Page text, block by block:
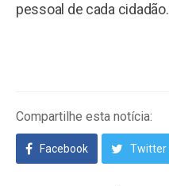
pessoal de cada cidadão.
Compartilhe esta notícia:
Facebook Twitter